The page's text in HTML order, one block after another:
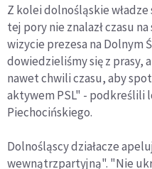
Z kolei dolnośląskie władze
tej pory nie znalazł czasu
wizycie prezesa na Dolnym
dowiedzieliśmy się z prasy,
nawet chwili czasu, aby
aktywem PSL" - podkreślili
Piechocińskiego.
Dolnośląscy działacze
wewnątrzpartyjną". "Nie